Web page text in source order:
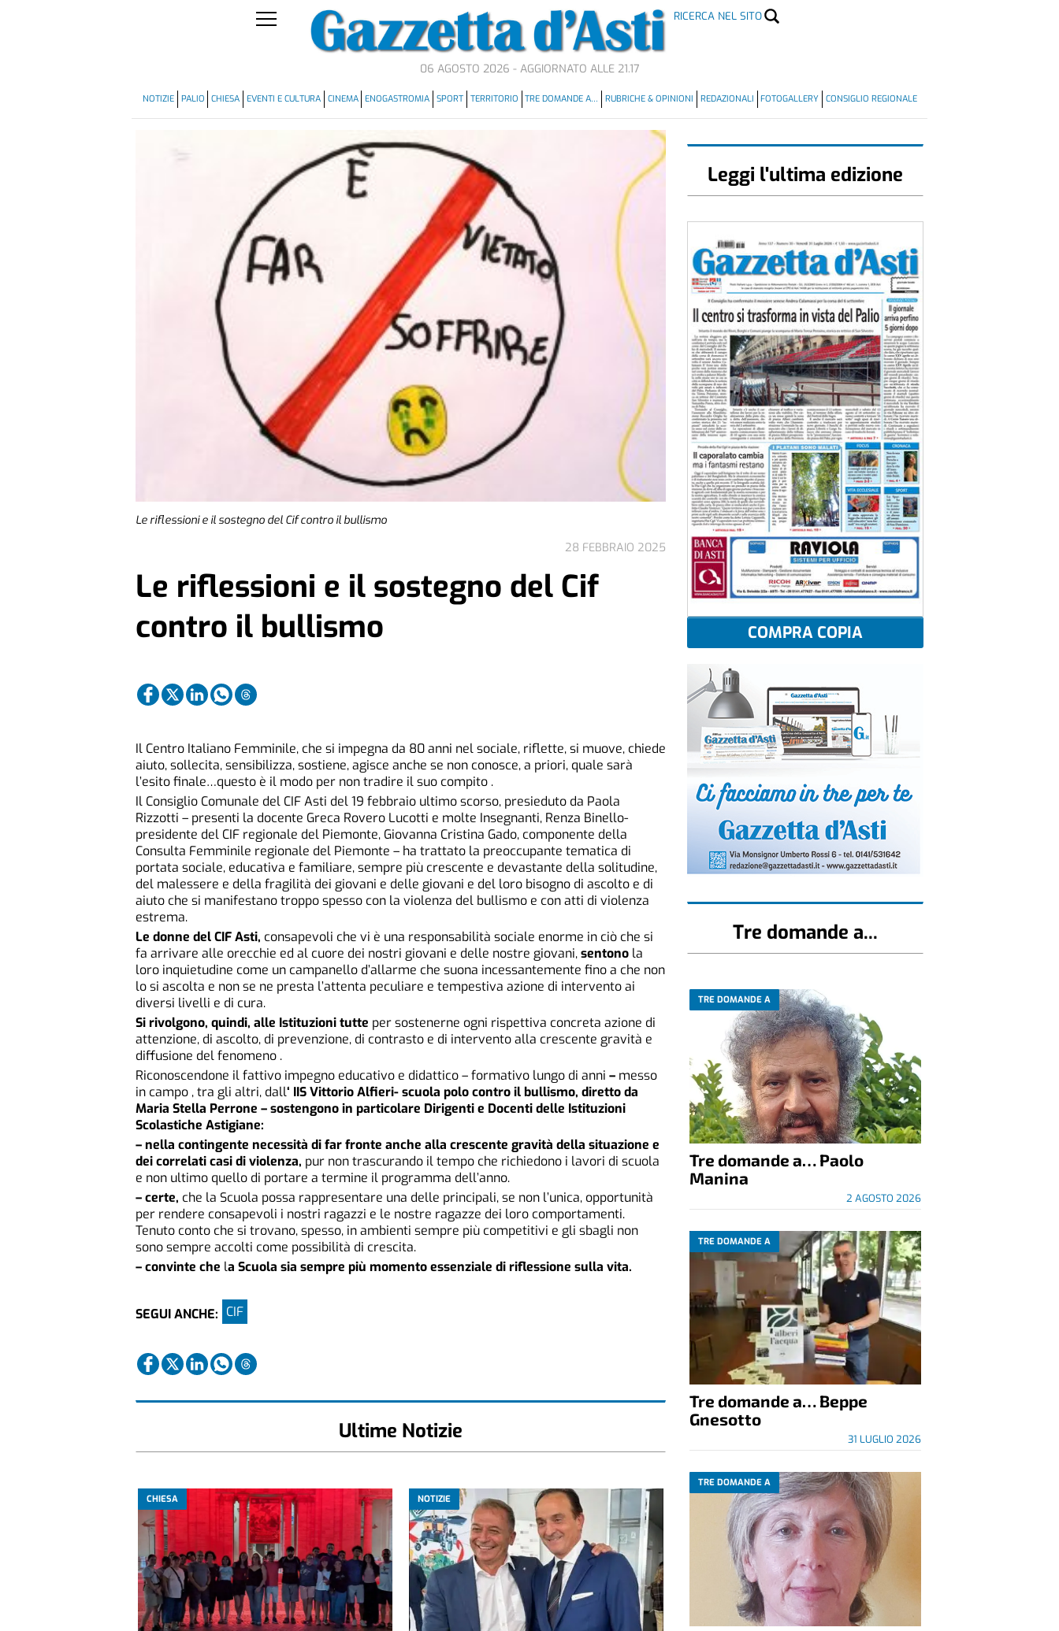
RICERCA NEL SITO
06 AGOSTO 2026 - AGGIORNATO ALLE 21.17
NOTIZIE PALIO CHIESA EVENTI E CULTURA CINEMA ENOGASTROMIA SPORT TERRITORIO TRE DOMANDE A… RUBRICHE & OPINIONI REDAZIONALI FOTOGALLERY CONSIGLIO REGIONALE
Le riflessioni e il sostegno del Cif contro il bullismo
28 FEBBRAIO 2025
Le riflessioni e il sostegno del Cif
contro il bullismo
Il Centro Italiano Femminile, che si impegna da 80 anni nel sociale, riflette, si muove, chiede
aiuto, sollecita, sensibilizza, sostiene, agisce anche se non conosce, a priori, quale sarà
l’esito finale…questo è il modo per non tradire il suo compito .
Il Consiglio Comunale del CIF Asti del 19 febbraio ultimo scorso, presieduto da Paola
Rizzotti – presenti la docente Greca Rovero Lucotti e molte Insegnanti, Renza Binello-
presidente del CIF regionale del Piemonte, Giovanna Cristina Gado, componente della
Consulta Femminile regionale del Piemonte – ha trattato la preoccupante tematica di
portata sociale, educativa e familiare, sempre più crescente e devastante della solitudine,
del malessere e della fragilità dei giovani e delle giovani e del loro bisogno di ascolto e di
aiuto che si manifestano troppo spesso con la violenza del bullismo e con atti di violenza
estrema.
Le donne del CIF Asti, consapevoli che vi è una responsabilità sociale enorme in ciò che si
fa arrivare alle orecchie ed al cuore dei nostri giovani e delle nostre giovani,sentono la
loro inquietudine come un campanello d’allarme che suona incessantemente fino a che non
lo si ascolta e non se ne presta l’attenta peculiare e tempestiva azione di intervento ai
diversi livelli e di cura.
Si rivolgono, quindi, alle Istituzioni tutte per sostenerne ogni rispettiva concreta azione di
attenzione, di ascolto, di prevenzione, di contrasto e di intervento alla crescente gravità e
diffusione del fenomeno .
Riconoscendone il fattivo impegno educativo e didattico – formativo lungo di anni – messo
in campo , tra gli altri, dall‘ IIS Vittorio Alfieri- scuola polo contro il bullismo, diretto da
Maria Stella Perrone –sostengono in particolare Dirigenti e Docenti delle Istituzioni
Scolastiche Astigiane:
– nella contingente necessità di far fronte anche alla crescente gravità della situazione e
dei correlati casi di violenza, pur non trascurando il tempo che richiedono i lavori di scuola
e non ultimo quello di portare a termine il programma dell’anno.
– certe, che la Scuola possa rappresentare una delle principali, se non l’unica, opportunità
per rendere consapevoli i nostri ragazzi e le nostre ragazze dei loro comportamenti.
Tenuto conto che si trovano, spesso, in ambienti sempre più competitivi e gli sbagli non
sono sempre accolti come possibilità di crescita.
– convinte che la Scuola sia sempre più momento essenziale di riflessione sulla vita.
SEGUI ANCHE: CIF
Ultime Notizie
CHIESA NOTIZIE
Leggi l'ultima edizione
COMPRA COPIA
Tre domande a...
TRE DOMANDE A
Tre domande a… Paolo
Manina
2 AGOSTO 2026
TRE DOMANDE A
Tre domande a… Beppe
Gnesotto
31 LUGLIO 2026
TRE DOMANDE A